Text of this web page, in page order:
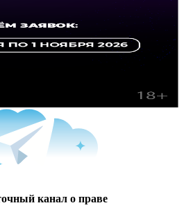
канал о праве